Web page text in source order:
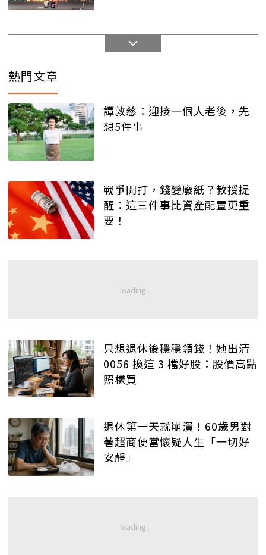
熱門文章
譚敦慈：迎接一個人老後，先
想5件事
戰爭開打，錢變廢紙？教授提
醒：這三件事比資產配置更重
要！
只想退休後穩穩領錢！她出清
0056 換這 3 檔好股：股價高點
照樣買
退休第一天就崩潰！60歲男對
著超商便當懷疑人生「一切好
安靜」